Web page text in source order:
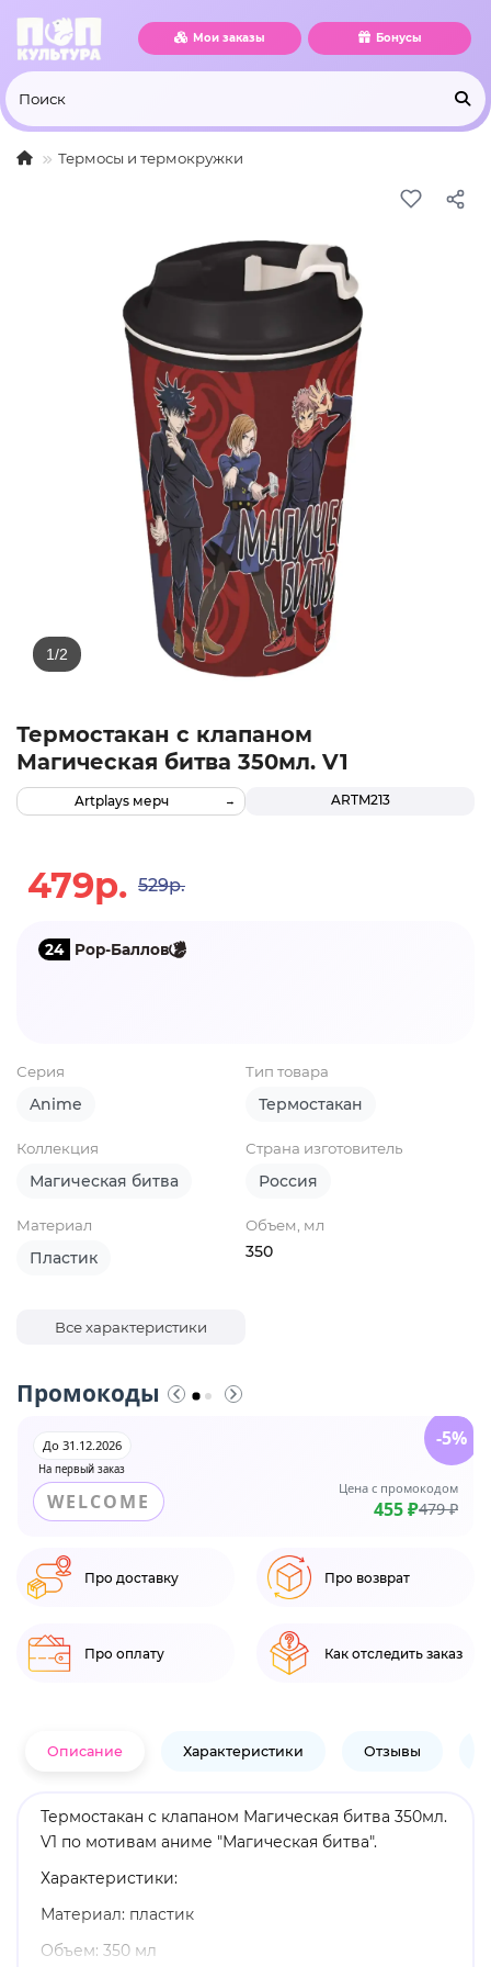
Мои заказы Бонусы
Термосы и термокружки
Термостакан с клапаном
Магическая битва 350мл. V1
ARTM213
Artplays мерч
479р. 529р.
24 Pop-Баллов
Серия
Anime
Тип товара
Термостакан
Коллекция
Магическая битва
Страна изготовитель
Россия
Материал
Пластик
Объем, мл
350
Все характеристики
Промокоды
На первый заказ
До 31.12.2026
WELCOME
Цена с промокодом
455 ₽479 ₽
-5%
Про доставку Про возврат
Про оплату Как отследить заказ
Описание Характеристики Отзывы
Термостакан с клапаном Магическая битва 350мл.
V1 по мотивам аниме "Магическая битва".
Характеристики:
Материал: пластик
Объем: 350 мл